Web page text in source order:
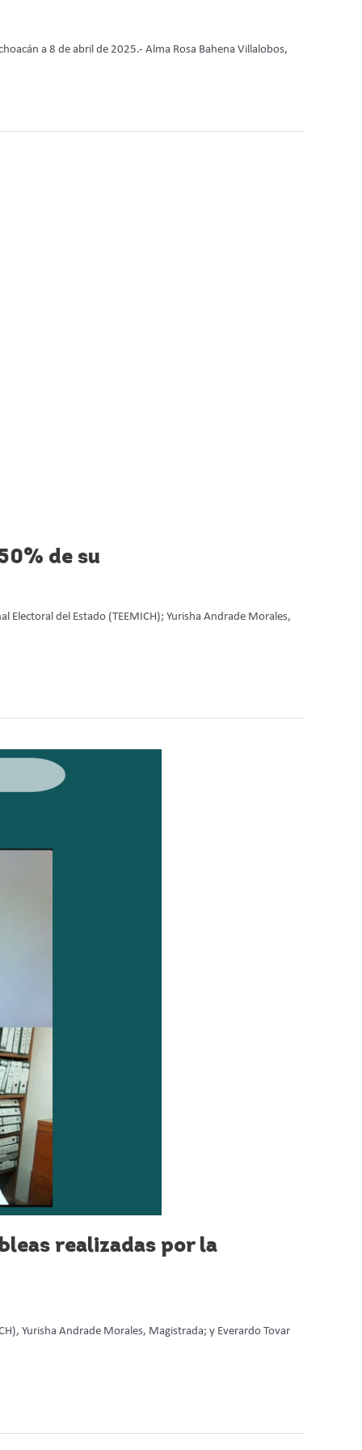
a 8 de abril de 2025.- Alma Rosa Bahena Villalobos,
de su
del Estado (TEEMICH); Yurisha Andrade Morales,
realizadas por la
Yurisha Andrade Morales, Magistrada; y Everardo Tovar